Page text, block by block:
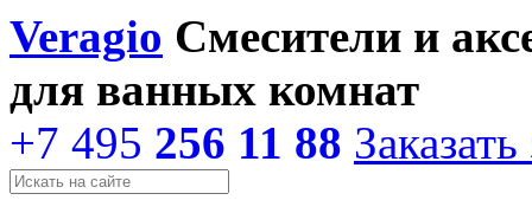
Veragio Смесители и
для ванных комнат
+7 495 256 11 88